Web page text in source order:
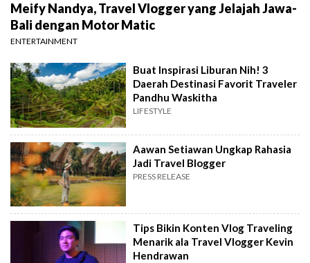
Meify Nandya, Travel Vlogger yang Jelajah Jawa-
Bali dengan Motor Matic
ENTERTAINMENT
Buat Inspirasi Liburan Nih! 3
Daerah Destinasi Favorit Traveler
Pandhu Waskitha
LIFESTYLE
Aawan Setiawan Ungkap Rahasia
Jadi Travel Blogger
PRESS RELEASE
Tips Bikin Konten Vlog Traveling
Menarik ala Travel Vlogger Kevin
Hendrawan